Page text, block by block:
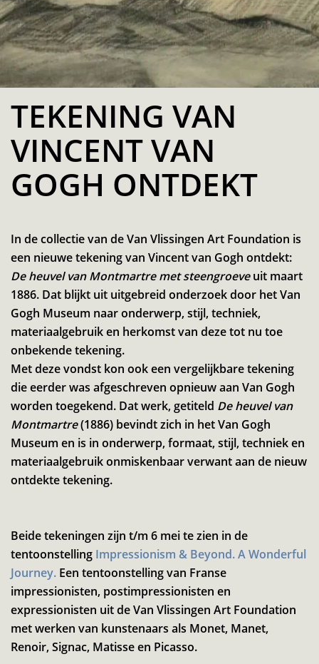
TEKENING VAN
VINCENT VAN
GOGH ONTDEKT
In de collectie van de Van Vlissingen Art Foundation is
een nieuwe tekening van Vincent van Gogh ontdekt:
De heuvel van Montmartre met steengroeveuit maart
1886. Dat blijkt uit uitgebreid onderzoek door het Van
Gogh Museum naar onderwerp, stijl, techniek,
materiaalgebruik en herkomst van deze tot nu toe
onbekende tekening.
Met deze vondst kon ook een vergelijkbare tekening
die eerder was afgeschreven opnieuw aan Van Gogh
worden toegekend. Dat werk, getiteld De heuvel van
Montmartre(1886) bevindt zich in het Van Gogh
Museum en is in onderwerp, formaat, stijl, techniek en
materiaalgebruik onmiskenbaar verwant aan de nieuw
ontdekte tekening.
Beide tekeningen zijn t/m 6 mei te zien in de
tentoonstelling Impressionism & Beyond. A Wonderful
Journey. Een tentoonstelling van Franse
impressionisten, postimpressionisten en
expressionisten uit de Van Vlissingen Art Foundation
met werken van kunstenaars als Monet, Manet,
Renoir, Signac, Matisse en Picasso.